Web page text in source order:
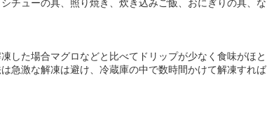
チューの具、照り焼き、炊き込みご飯、おにぎりの具、な
した場合マグロなどと比べてドリップが少なく食味がほと
急激な解凍は避け、冷蔵庫の中で数時間かけて解凍すれば